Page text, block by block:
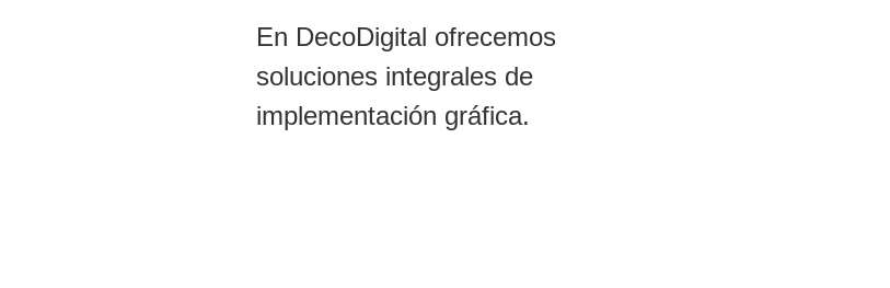
En DecoDigital ofrecemos
soluciones integrales de
implementación gráfica.